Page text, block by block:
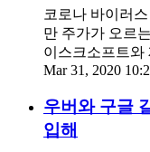
코로나 바이러
만 주가가 오르
이스크소프트와
Mar 31, 2020
우버와 구글
입해